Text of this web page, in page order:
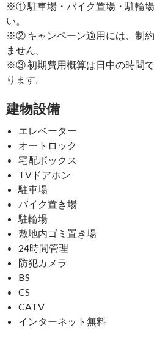
※① 駐車場・バイク置場・駐輪
い。
※② キャンペーン適用には、制
ません。
※③ 初期費用概算は日中の時間
ります。
建物設備
エレベーター
オートロック
宅配ボックス
TVドアホン
駐車場
バイク置き場
駐輪場
敷地内ゴミ置き場
24時間管理
防犯カメラ
BS
CS
CATV
インターネット無料